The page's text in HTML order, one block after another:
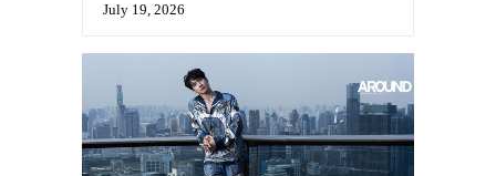
July 19, 2026